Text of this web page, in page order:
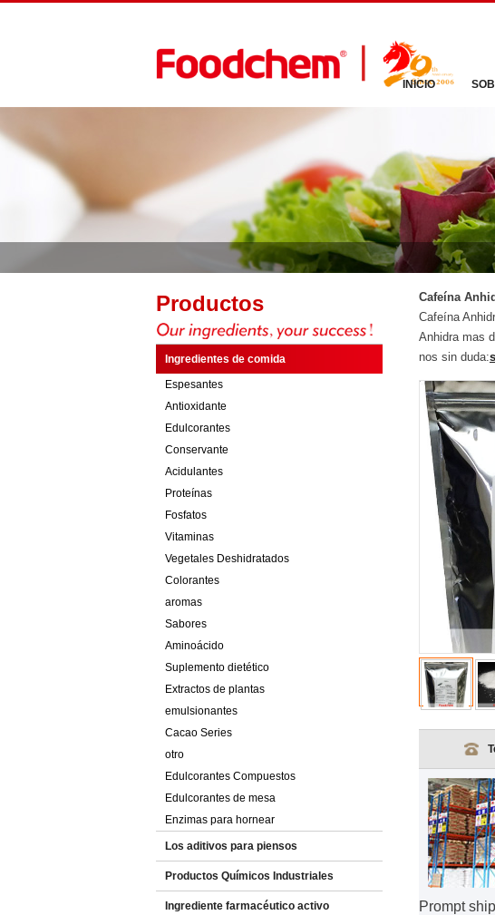
INICIO
Productos
Ingredientes de comida
Espesantes
Antioxidante
Edulcorantes
Conservante
Acidulantes
Proteínas
Fosfatos
Vitaminas
Vegetales Deshidratados
Colorantes
aromas
Sabores
Aminoácido
Suplemento dietético
Extractos de plantas
emulsionantes
Cacao Series
otro
Edulcorantes Compuestos
Edulcorantes de mesa
Enzimas para hornear
Los aditivos para piensos
Productos Químicos Industriales
Ingrediente farmacéutico activo
Cafeína
Cafeína
Anhidra mas
nos sin duda:
Prompt